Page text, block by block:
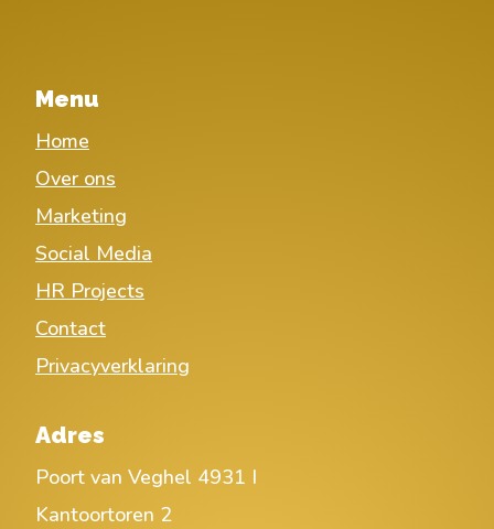
Menu
Home
Over ons
Marketing
Social Media
HR Projects
Contact
Privacyverklaring
Adres
Poort van Veghel 4931 I
Kantoortoren 2